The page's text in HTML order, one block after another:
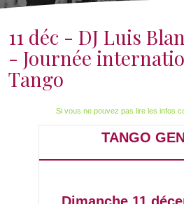
11 déc - DJ Luis
- Journée
Tango